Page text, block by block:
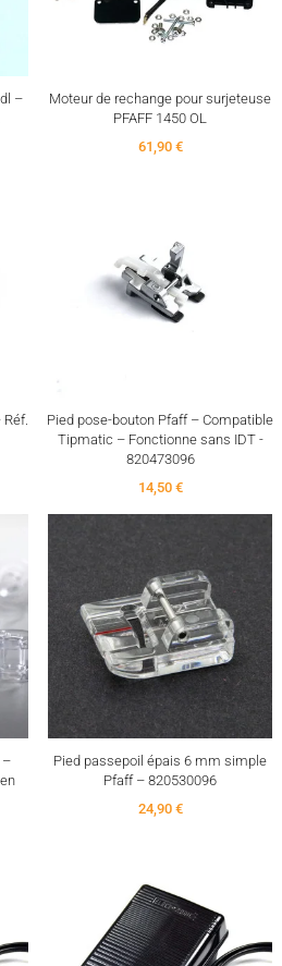
–
Moteur de rechange pour surjeteuse
PFAFF 1450 OL
61,90 €
Réf.
Pied pose-bouton Pfaff – Compatible
Tipmatic – Fonctionne sans IDT -
820473096
14,50 €
–
Pied passepoil épais 6 mm simple
Pfaff – 820530096
24,90 €